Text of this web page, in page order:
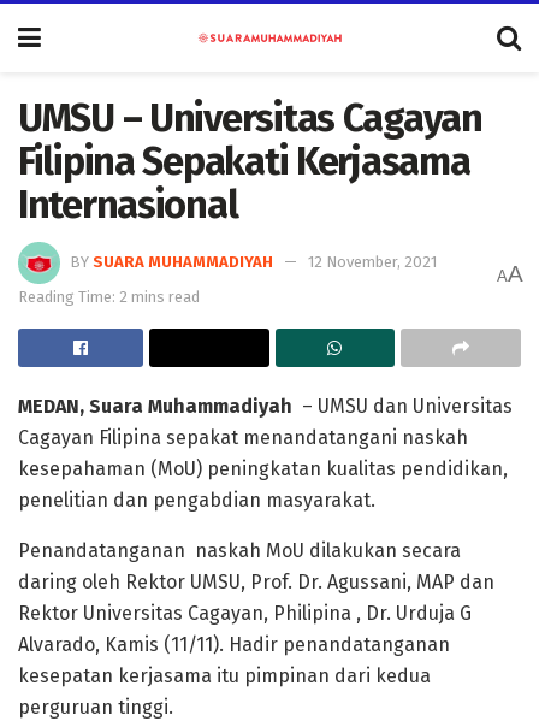
UMSU – Universitas Cagayan
Filipina Sepakati Kerjasama
Internasional
BY SUARA MUHAMMADIYAH
12 November, 2021
Reading Time: 2 mins read
AA
MEDAN, Suara Muhammadiyah – UMSU dan Universitas
Cagayan Filipina sepakat menandatangani naskah
kesepahaman (MoU) peningkatan kualitas pendidikan,
penelitian dan pengabdian masyarakat.
Penandatanganan naskah MoU dilakukan secara
daring oleh Rektor UMSU, Prof. Dr. Agussani, MAP dan
Rektor Universitas Cagayan, Philipina , Dr. Urduja G
Alvarado, Kamis (11/11). Hadir penandatanganan
kesepatan kerjasama itu pimpinan dari kedua
perguruan tinggi.